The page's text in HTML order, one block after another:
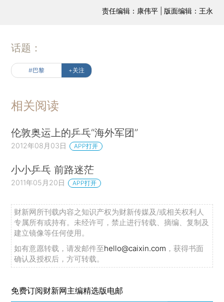
责任编辑：康伟平 | 版面编辑：王永
话题：
#巴黎 +关注
相关阅读
伦敦奥运上的乒乓“海外军团”
2012年08月03日 APP打开
小小乒乓 前路迷茫
2011年05月20日 APP打开
财新网所刊载内容之知识产权为财新传媒及/或相关权利人
专属所有或持有。未经许可，禁止进行转载、摘编、复制及
建立镜像等任何使用。
如有意愿转载，请发邮件至hello@caixin.com ，获得书面
确认及授权后，方可转载。
免费订阅财新网主编精选版电邮